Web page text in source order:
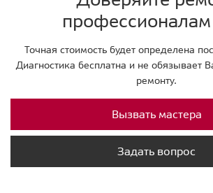
профессионалам
Точная стоимость будет определена
Диагностика бесплатна и не обязывает
ремонту.
Вызвать мастера
Задать вопрос